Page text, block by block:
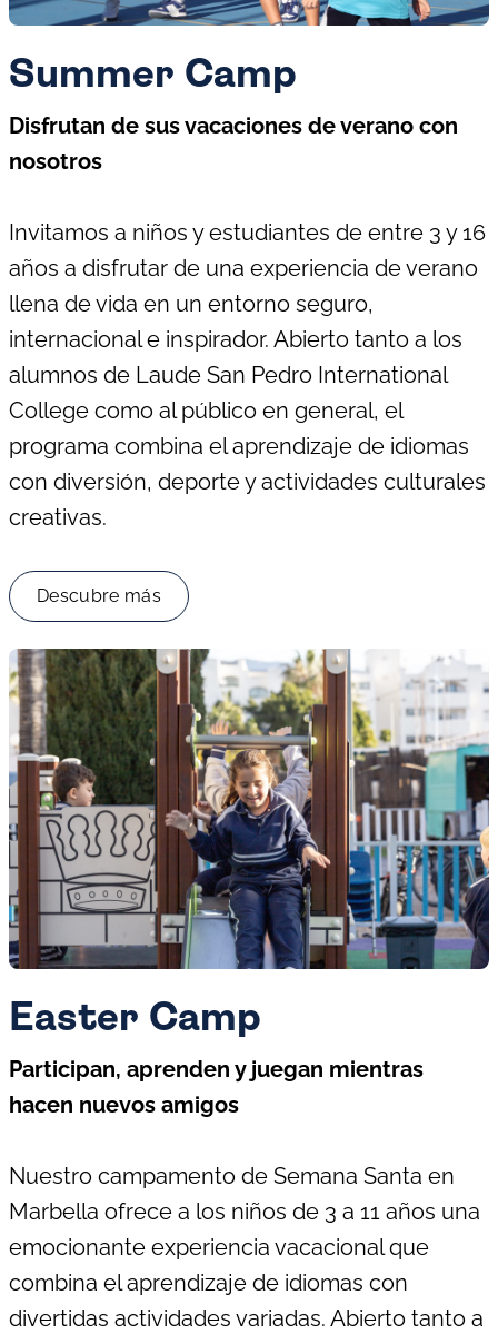
Summer Camp
Disfrutan de sus vacaciones de verano con
nosotros
Invitamos a niños y estudiantes de entre 3 y 16
años a disfrutar de una experiencia de verano
llena de vida en un entorno seguro,
internacional e inspirador. Abierto tanto a los
alumnos de Laude San Pedro International
College como al público en general, el
programa combina el aprendizaje de idiomas
con diversión, deporte y actividades culturales
creativas.
Descubre más
Easter Camp
Participan, aprenden y juegan mientras
hacen nuevos amigos
Nuestro campamento de Semana Santa en
Marbella ofrece a los niños de 3 a 11 años una
emocionante experiencia vacacional que
combina el aprendizaje de idiomas con
divertidas actividades variadas. Abierto tanto a